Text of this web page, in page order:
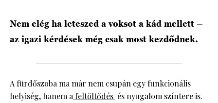
Nem elég ha leteszed a voksot a kád mellett –
az igazi kérdések még csak most kezdődnek.
A fürdőszoba ma már nem csupán egy funkcionális
helyiség, hanem afeltöltődés és nyugalom színtere is.